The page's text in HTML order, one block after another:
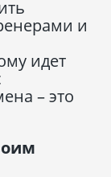
и
идет
– это